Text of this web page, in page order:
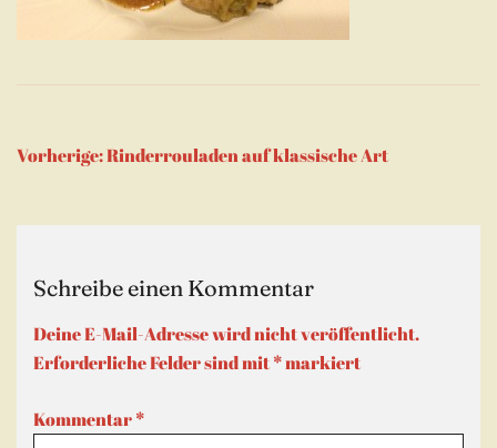
Beitragsnavigation
Vorherige:Rinderrouladen auf klassische Art
Schreibe einen Kommentar
Deine E-Mail-Adresse wird nicht veröffentlicht.
Erforderliche Felder sind mit*markiert
Kommentar*